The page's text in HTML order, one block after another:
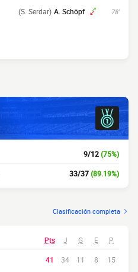
78'
A. Schöpf
(S. Serdar)
9/12(75%)
33/37(89.19%)
Clasificación completa
Pts J G E P
41 34 11 8
15